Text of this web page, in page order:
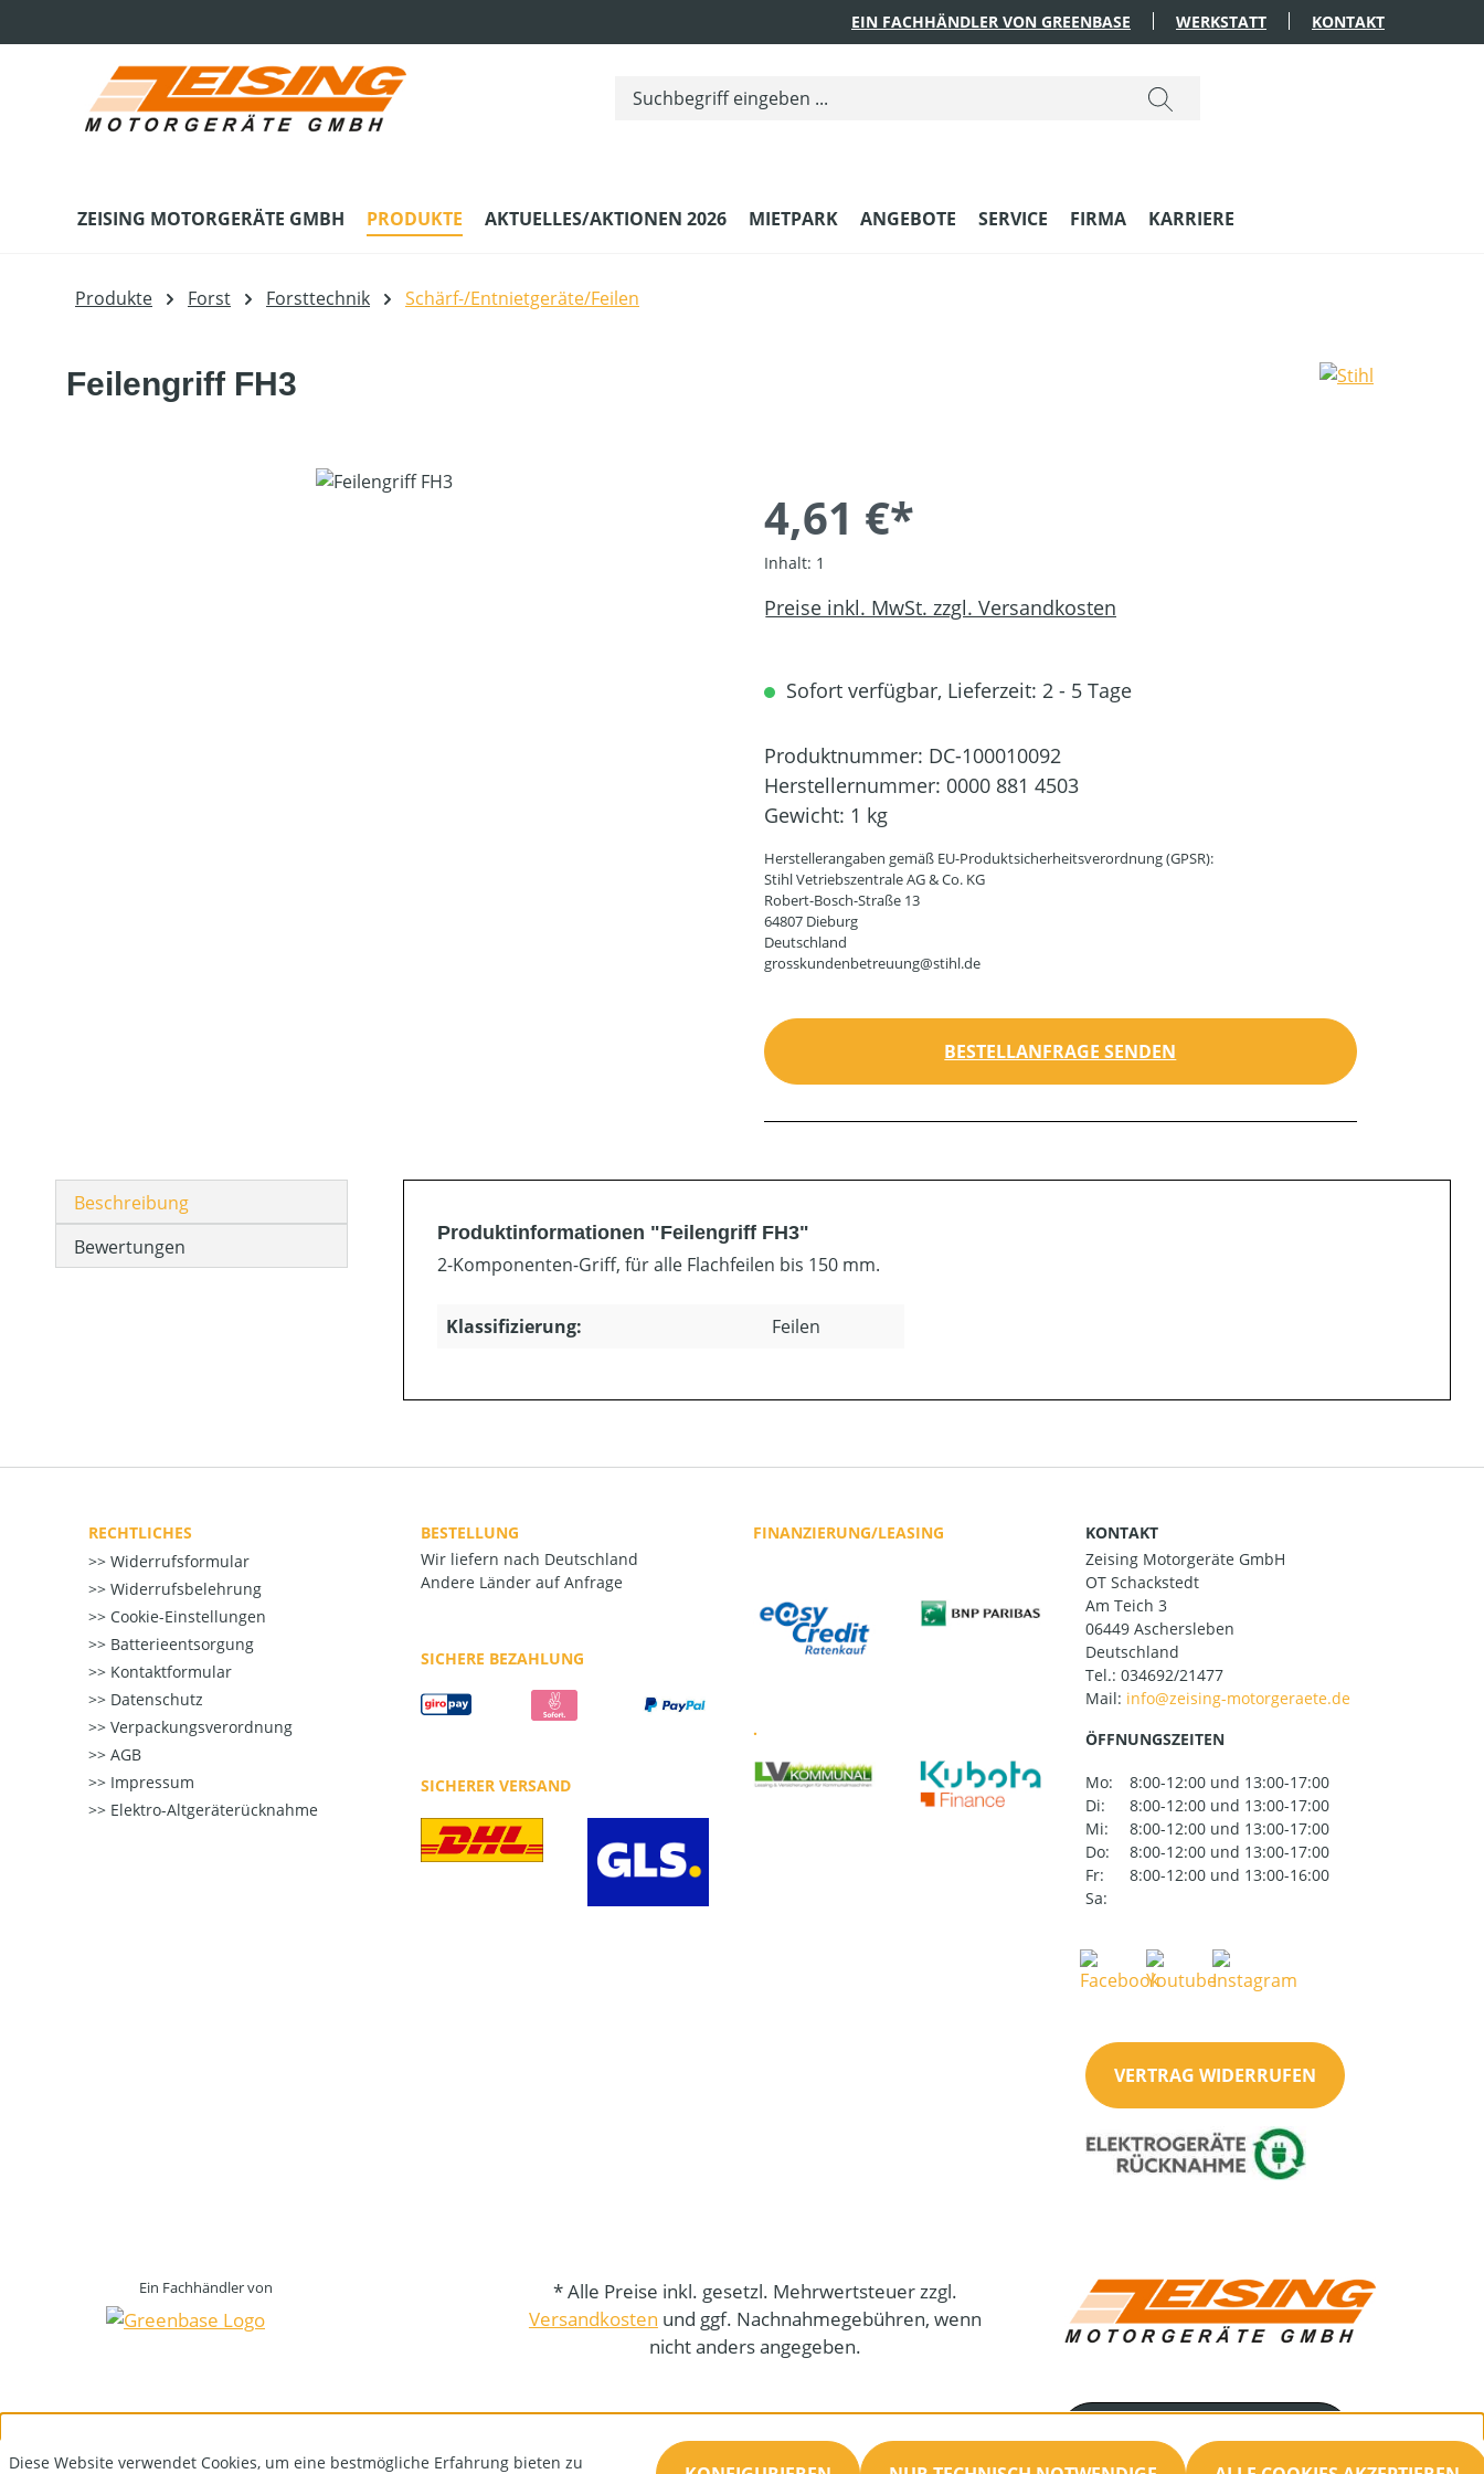
EIN FACHHÄNDLER VON GREENBASE WERKSTATT KONTAKT
ZEISING MOTORGERÄTE GMBH PRODUKTE AKTUELLES/AKTIONEN 2026 MIETPARK ANGEBOTE SERVICE FIRMA KARRIERE
Produkte Forst Forsttechnik Schärf-/Entnietgeräte/Feilen
Feilengriff FH3
4,61 €*
Inhalt: 1
Preise inkl. MwSt. zzgl. Versandkosten
Sofort verfügbar, Lieferzeit: 2 - 5 Tage
Produktnummer: DC-100010092
Herstellernummer: 0000 881 4503
Gewicht: 1 kg
Herstellerangaben gemäß EU-Produktsicherheitsverordnung (GPSR):
Stihl Vetriebszentrale AG & Co. KG
Robert-Bosch-Straße 13
64807 Dieburg
Deutschland
grosskundenbetreuung@stihl.de
BESTELLANFRAGE SENDEN
Beschreibung
Bewertungen
Produktinformationen "Feilengriff FH3"
2-Komponenten-Griff, für alle Flachfeilen bis 150 mm.
Klassifizierung: Feilen
RECHTLICHES
Widerrufsformular
Widerrufsbelehrung
Cookie-Einstellungen
Batterieentsorgung
Kontaktformular
Datenschutz
Verpackungsverordnung
AGB
Impressum
Elektro-Altgeräterücknahme
BESTELLUNG
Wir liefern nach Deutschland
Andere Länder auf Anfrage
SICHERE BEZAHLUNG
SICHERER VERSAND
FINANZIERUNG/LEASING
.
KONTAKT
Zeising Motorgeräte GmbH
OT Schackstedt
Am Teich 3
06449 Aschersleben
Deutschland
Tel.: 034692/21477
Mail:
ÖFFNUNGSZEITEN
Mo:
8:00-12:00 und 13:00-17:00
Di:
8:00-12:00 und 13:00-17:00
Mi:
8:00-12:00 und 13:00-17:00
Do:
8:00-12:00 und 13:00-17:00
Fr:
8:00-12:00 und 13:00-16:00
Sa:
VERTRAG WIDERRUFEN
Ein Fachhändler von
* Alle Preise inkl. gesetzl. Mehrwertsteuer zzgl.
Versandkosten und ggf. Nachnahmegebühren, wenn
nicht anders angegeben.
034692/21477
Diese Website verwendet Cookies, um eine bestmögliche Erfahrung bieten zu